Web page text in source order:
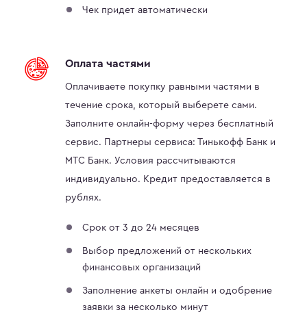
Чек придет автоматически
Оплата частями
Оплачиваете покупку равными частями в
течение срока, который выберете сами.
Заполните онлайн-форму через бесплатный
сервис. Партнеры сервиса: Тинькофф Банк и
МТС Банк. Условия рассчитываются
индивидуально. Кредит предоставляется в
рублях.
Срок от 3 до 24 месяцев
Выбор предложений от нескольких
финансовых организаций
Заполнение анкеты онлайн и одобрение
заявки за несколько минут